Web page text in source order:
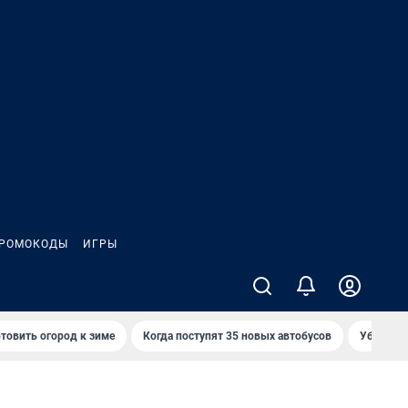
ИГРЫ
огород к зиме Когда поступят 35 новых автобусов Убийца